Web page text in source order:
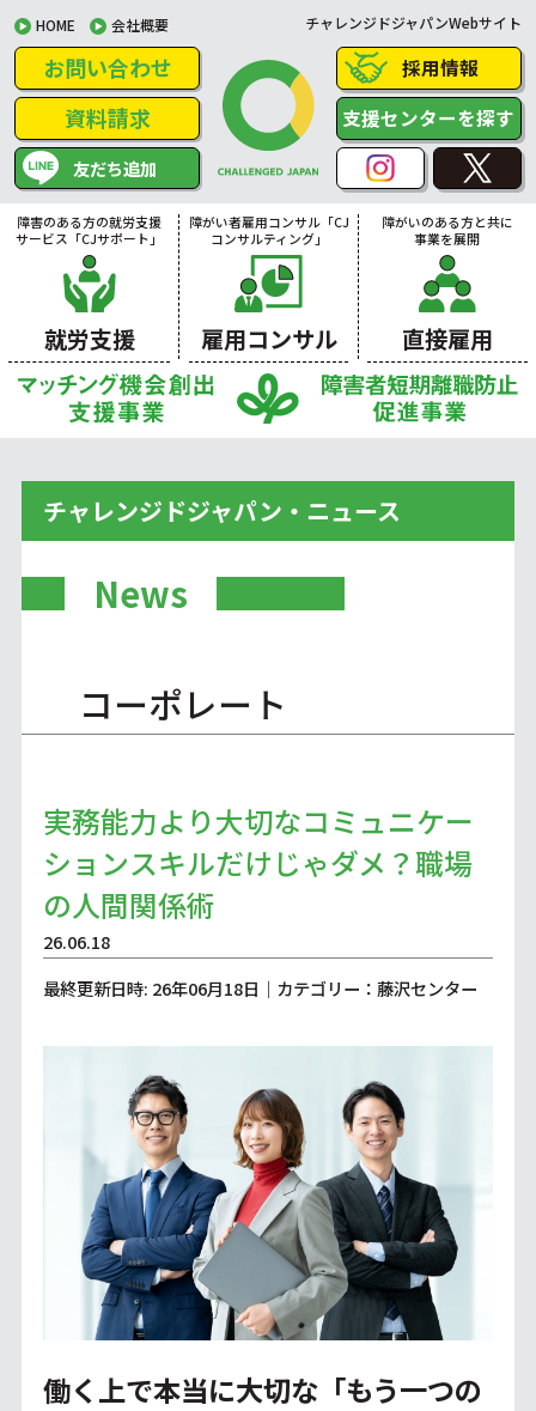
HOME 会社概要 チャレンジドジャパンWebサイト
お問い合わせ
資料請求
友だち追加
採用情報
支援センターを探す
障害のある方の就労支援
サービス「CJサポート」
就労支援
障がい者雇用コンサル「CJ
コンサルティング」
雇用コンサル
障がいのある方と共に
事業を展開
直接雇用
チャレンジドジャパン・ニュース
News
コーポレート
実務能力より大切なコミュニケー
ションスキルだけじゃダメ？職場
の人間関係術
26.06.18
最終更新日時: 26年06月18日｜カテゴリー：藤沢センター
働く上で本当に大切な「もう一つの